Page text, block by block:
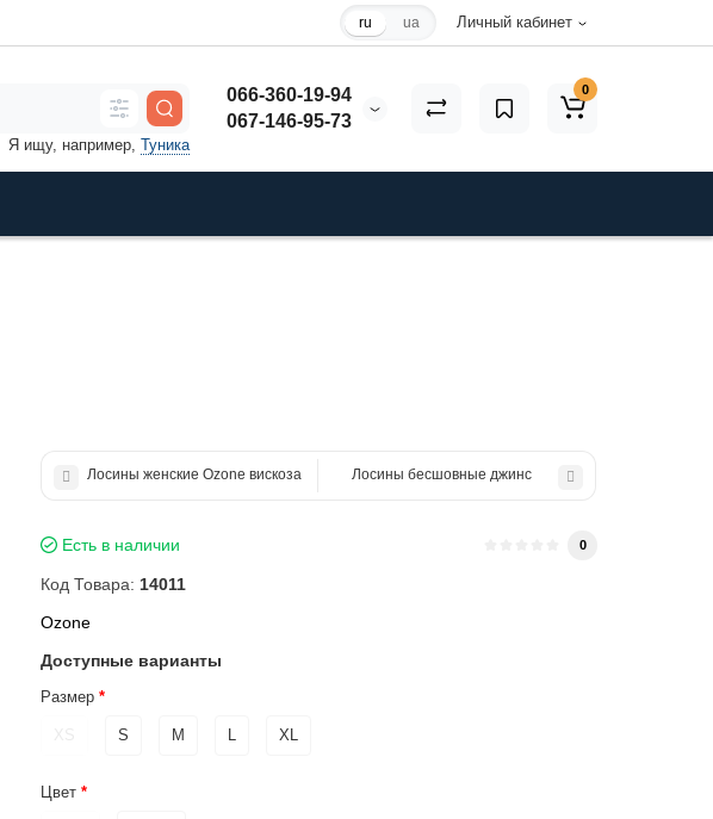
Личный кабинет
ru ua
066-360-19-94
067-146-95-73
Я ищу, например, Туника
0
Лосины женские Ozone вискоза Лосины бесшовные джинс
Есть в наличии 0
Код Товара: 14011
Ozone
Доступные варианты
Размер
S M XL
Цвет